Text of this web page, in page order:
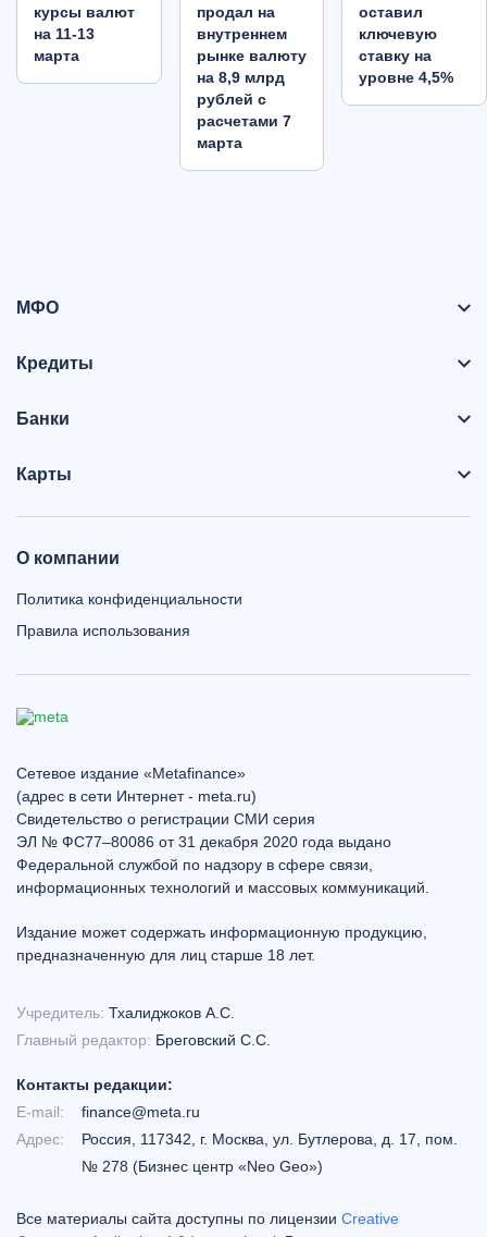
курсы валют
на 11-13
марта
продал на
внутреннем
рынке валюту
на 8,9 млрд
рублей с
расчетами 7
марта
оставил
ключевую
ставку на
уровне 4,5%
МФО
Кредиты
Банки
Карты
О компании
Политика конфиденциальности
Правила использования
Сетевое издание «Metafinance»
(адрес в сети Интернет - meta.ru)
Свидетельство о регистрации СМИ серия
ЭЛ № ФС77–80086 от 31 декабря 2020 года выдано
Федеральной службой по надзору в сфере связи,
информационных технологий и массовых коммуникаций.
Издание может содержать информационную продукцию,
предназначенную для лиц старше 18 лет.
Учредитель: Тхалиджоков А.С.
Главный редактор: Бреговский С.С.
Контакты редакции:
E-mail:
finance@meta.ru
Адрес:
Россия, 117342, г. Москва, ул. Бутлерова, д. 17, пом.
№ 278 (Бизнес центр «Neo Geo»)
Все материалы сайта доступны по лицензии Creative